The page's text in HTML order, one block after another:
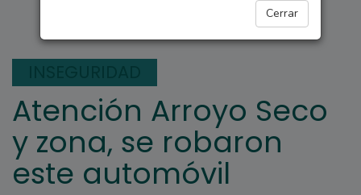
Cerrar
Atención Arroyo Seco
y zona, se robaron
este automóvil